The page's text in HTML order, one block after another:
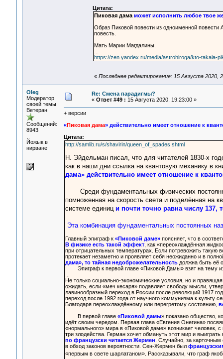
Цитата:
Пиковая дама может исполнить любое твое
Образ Пиковой повести из одноименной повести
повесть.
Мать Марии Магдалины.
https://zen.yandex.ru/media/astrohiroga/kto-takaia-
« Последнее редактирование: 15 Августа 2020,
Oleg
Модератор
своей темы
Ветеран
Сообщений:
8943
Йожык в
нирване
Re: Смена парадигмы?
« Ответ #49 : 15 Августа 2020, 19:23:00 »
+ версии
«Пиковая дама» действительно имеет отношение к
Цитата:
http://samlib.ru/s/shavirin/queen_of_spades.shtml
Н. Эйдельман писал, что для читателей 1830-х
как в наши дни ссылка на квантовую механику в
дама» действительно имеет отношение к
Среди фундаментальных физических
помноженная на скорость света и поделённая на
системе единиц и почти точно равна числу 137,
Эта комбинация фундаментальных постоянных
Главный эпиграф к «Пиковой даме»поясняет, что в
В физике есть такой эффект, как «переохлаждённая
при отрицательных температурах. Если потревожить такую
протекает незаметно и проявляет себя неожиданно и в
дама», то тайная недоброжелательностьдолжна быть её
Эпиграф к первой главе «Пиковой Дамы» взят на тему
Не только социально-экономические условия, но и
ожидать, если «меч кесаря» подавляет свободу мысли,
лавинообразный переход в России после революций 1917
переход после 1992 года от научного коммунизма к культу
Благодаря переохлаждённому или перегретому состоянию,
В первой главе «Пиковой дамы» показано общество,
идёт своим чередом. Первая глава «Евгения Онегина»
«нормального» мира в «Пиковой даме» возникает человек,
три злодейства. Герман хочет обмануть этот мир и
по французски читается Жермен . Случайно, за
в обход законов вероятности. Сен-Жермен был
«первым в свете шарлатаном». Рассказывали, что граф